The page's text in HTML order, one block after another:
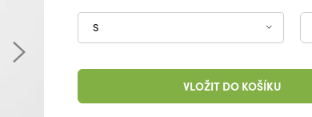
S
VLOŽIT DO KOŠÍKU